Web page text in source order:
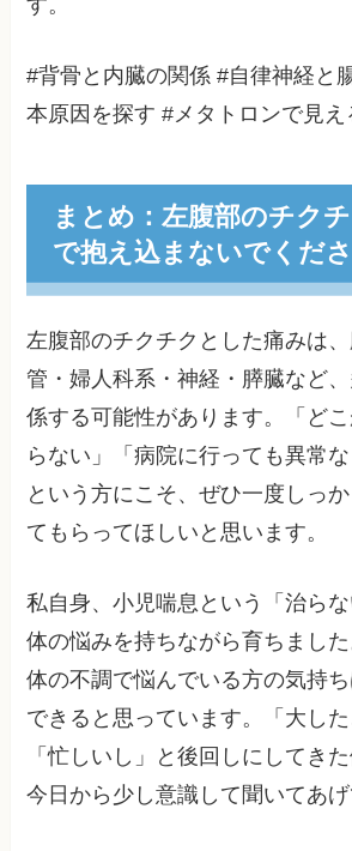
す。
#背骨と内臓の関係 #自律神経と
本原因を探す #メタトロンで見え
まとめ：左腹部のチク
で抱え込まないでくだ
左腹部のチクチクとした痛みは
管・婦人科系・神経・膵臓など
係する可能性があります。「ど
らない」「病院に行っても異常な
という方にこそ、ぜひ一度しっ
てもらってほしいと思います。
私自身、小児喘息という「治ら
体の悩みを持ちながら育ちました
体の不調で悩んでいる方の気持
できると思っています。「大した
「忙しいし」と後回しにしてき
今日から少し意識して聞いてあげ